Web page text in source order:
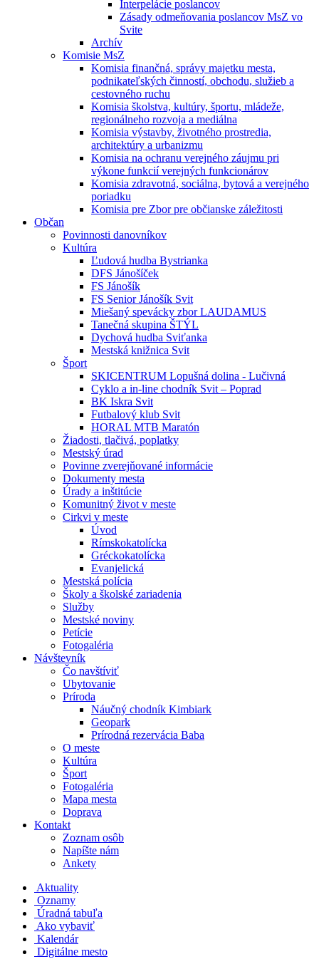
Interpelácie poslancov
Zásady odmeňovania poslancov MsZ vo
Svite
Archív
Komisie MsZ
Komisia finančná, správy majetku mesta,
podnikateľských činností, obchodu, služieb a
cestovného ruchu
Komisia školstva, kultúry, športu, mládeže,
regionálneho rozvoja a mediálna
Komisia výstavby, životného prostredia,
architektúry a urbanizmu
Komisia na ochranu verejného záujmu pri
výkone funkcií verejných funkcionárov
Komisia zdravotná, sociálna, bytová a verejného
poriadku
Komisia pre Zbor pre občianske záležitosti
Občan
Povinnosti danovníkov
Kultúra
Ľudová hudba Bystrianka
DFS Jánošíček
FS Jánošík
FS Senior Jánošík Svit
Miešaný spevácky zbor LAUDAMUS
Tanečná skupina ŠTÝL
Dychová hudba Sviťanka
Mestská knižnica Svit
Šport
SKICENTRUM Lopušná dolina - Lučivná
Cyklo a in-line chodník Svit – Poprad
BK Iskra Svit
Futbalový klub Svit
HORAL MTB Maratón
Žiadosti, tlačivá, poplatky
Mestský úrad
Povinne zverejňované informácie
Dokumenty mesta
Úrady a inštitúcie
Komunitný život v meste
Cirkvi v meste
Úvod
Rímskokatolícka
Gréckokatolícka
Evanjelická
Mestská polícia
Školy a školské zariadenia
Služby
Mestské noviny
Petície
Fotogaléria
Návštevník
Čo navštíviť
Ubytovanie
Príroda
Náučný chodník Kimbiark
Geopark
Prírodná rezervácia Baba
O meste
Kultúra
Šport
Fotogaléria
Mapa mesta
Doprava
Kontakt
Zoznam osôb
Napíšte nám
Ankety
Aktuality
Oznamy
Úradná tabuľa
Ako vybaviť
Kalendár
Digitálne mesto